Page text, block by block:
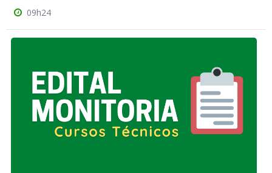
09h24